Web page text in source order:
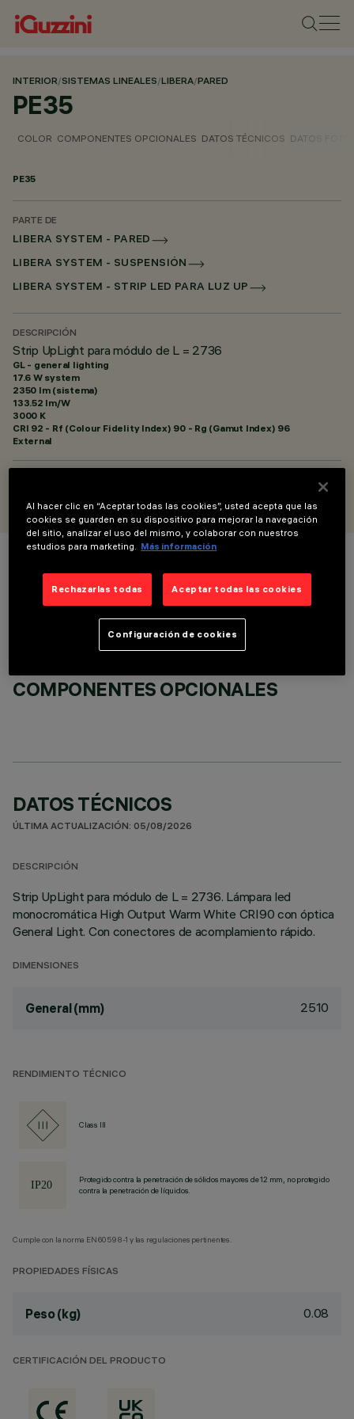
INTERIOR/SISTEMAS LINEALES/LIBERA/PARED
PE35
COLOR COMPONENTES OPCIONALES DATOS TÉCNICOS DATOS
PE35
PARTE DE
LIBERA SYSTEM - PARED
LIBERA SYSTEM - SUSPENSIÓN
LIBERA SYSTEM - STRIP LED PARA LUZ UP
DESCRIPCIÓN
Strip UpLight para módulo de L = 2736
GL - general lighting
17.6 W system
2350 lm (sistema)
133.52 lm/W
3000 K
CRI 92 - Rf (Colour Fidelity Index) 90 - Rg (Gamut Index) 96
External
COLOR
COMPONENTES OPCIONALES
DATOS TÉCNICOS
ÚLTIMA ACTUALIZACIÓN: 05/08/2026
DESCRIPCIÓN
Strip UpLight para módulo de L = 2736. Lámpara led
monocromática High Output Warm White CRI90 con óptica
General Light. Con conectores de acomplamiento rápido.
DIMENSIONES
General (mm) 2510
RENDIMIENTO TÉCNICO
Class III
Protegido contra la penetración de sólidos mayores de 12 mm, no protegido
contra la penetración de líquidos.
Cumple con la norma EN60598-1 y las regulaciones pertinentes.
PROPIEDADES FÍSICAS
Peso (kg) 0.08
CERTIFICACIÓN DEL PRODUCTO
Al hacer clic en “Aceptar todas las cookies”, usted acepta que las
cookies se guarden en su dispositivo para mejorar la navegación
del sitio, analizar el uso del mismo, y colaborar con nuestros
estudios para marketing. Más información
Rechazarlas todas Aceptar todas las cookies
Configuración de cookies